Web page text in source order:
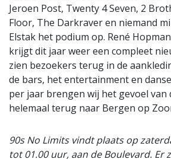
Jeroen Post, Twenty 4 Seven, 2
Floor, The Darkraver en niemand
Elstak het podium op. René
krijgt dit jaar weer een compleet
zien bezoekers terug in de
de bars, het entertainment en
per jaar brengen wij het gevoel van
helemaal terug naar Bergen op
90s No Limits vindt plaats op
tot 01.00 uur, aan de Boulevard. Er